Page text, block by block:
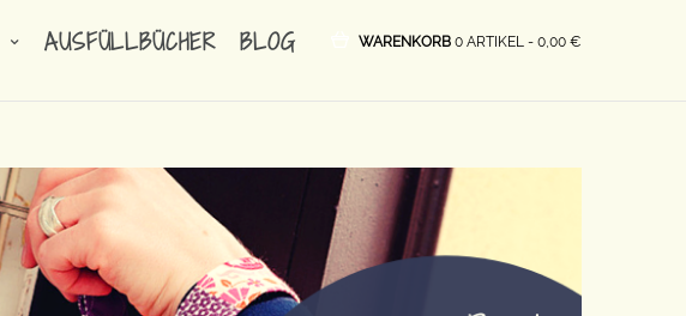
AUSFÜLLBÜCHER BLOG WARENKORB 0 ARTIKEL - 0,00 €